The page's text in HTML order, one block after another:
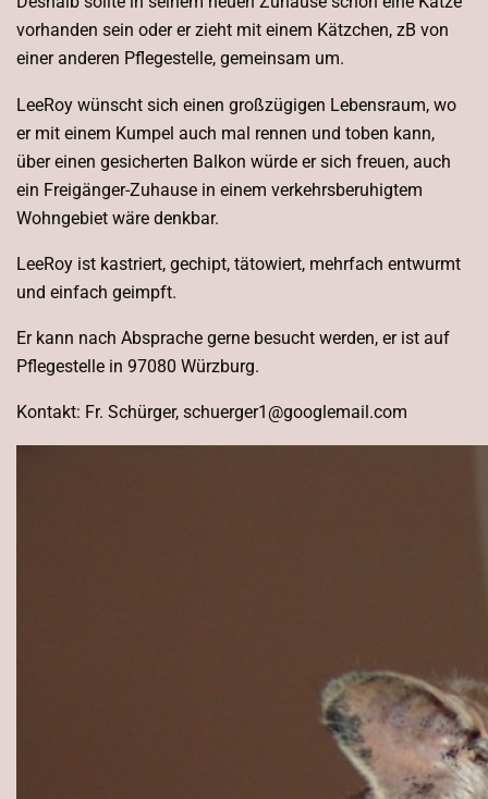
vorhanden sein oder er zieht mit einem Kätzchen, zB von
einer anderen Pflegestelle, gemeinsam um.
LeeRoy wünscht sich einen großzügigen Lebensraum, wo
er mit einem Kumpel auch mal rennen und toben kann,
über einen gesicherten Balkon würde er sich freuen, auch
ein Freigänger-Zuhause in einem verkehrsberuhigtem
Wohngebiet wäre denkbar.
LeeRoy ist kastriert, gechipt, tätowiert, mehrfach entwurmt
und einfach geimpft.
Er kann nach Absprache gerne besucht werden, er ist auf
Pflegestelle in 97080 Würzburg.
Kontakt: Fr. Schürger, schuerger1@googlemail.com